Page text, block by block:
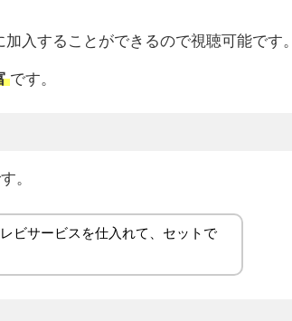
入することができるので視聴可能です。
です。
。
ビサービスを仕入れて、セットで